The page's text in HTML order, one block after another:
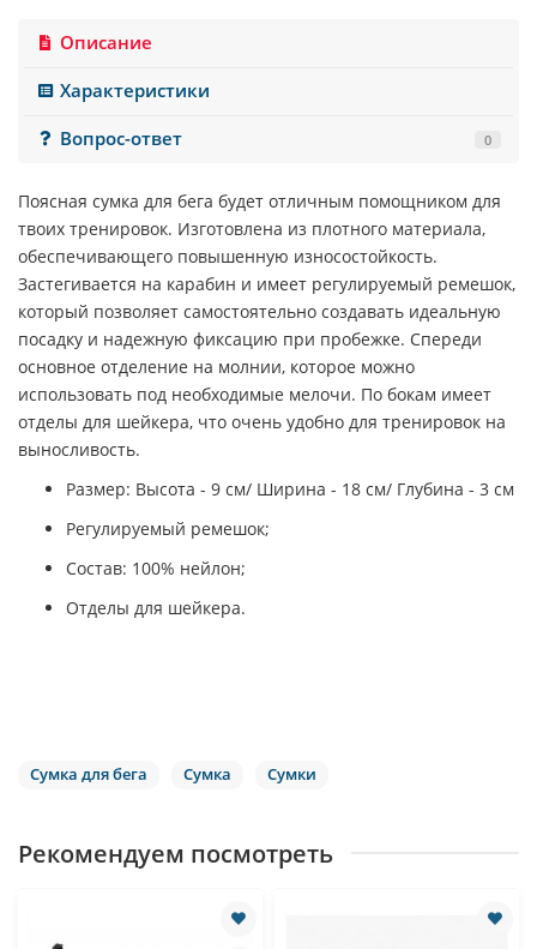
Описание
Характеристики
Вопрос-ответ
0
Поясная сумка для бега будет отличным помощником для
твоих тренировок. Изготовлена из плотного материала,
обеспечивающего повышенную износостойкость.
Застегивается на карабин и имеет регулируемый ремешок,
который позволяет самостоятельно создавать идеальную
посадку и надежную фиксацию при пробежке. Спереди
основное отделение на молнии, которое можно
использовать под необходимые мелочи. По бокам имеет
отделы для шейкера, что очень удобно для тренировок на
выносливость.
Размер: Высота - 9 см/ Ширина - 18 см/ Глубина - 3 см
Регулируемый ремешок;
Состав: 100% нейлон;
Отделы для шейкера.
Сумка для бега Сумка Сумки
Рекомендуем посмотреть